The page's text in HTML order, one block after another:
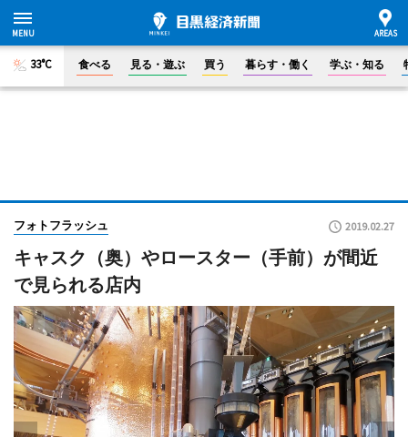
33°C 食べる 見る・遊ぶ 買う 暮らす・働く 学ぶ・知る
フォトフラッシュ 2019.02.27
キャスク（奥）やロースター（手前）が間近
で見られる店内